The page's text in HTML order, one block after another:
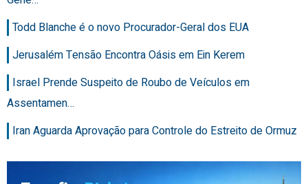
Todd Blanche é o novo Procurador-Geral dos EUA
Jerusalém Tensão Encontra Oásis em Ein Kerem
Israel Prende Suspeito de Roubo de Veículos em
Assentamen…
Iran Aguarda Aprovação para Controle do Estreito de Ormuz